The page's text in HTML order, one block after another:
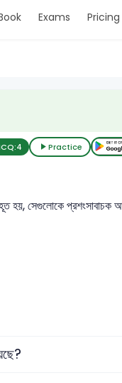
Exams Pricing
4 Practice
হয়, সেগুলোকে প্রশংসাবাচক